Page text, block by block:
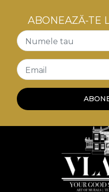
ABONEAZĂ-TE
Numele tau
Email